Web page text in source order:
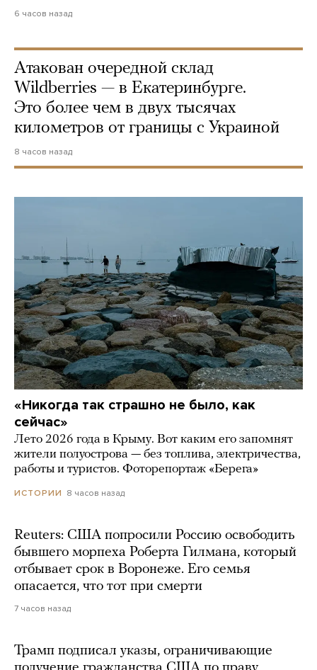
6 часов назад
Атакован очередной склад
Wildberries — в Екатеринбурге.
Это более чем в двух тысячах
километров от границы с Украиной
8 часов назад
«Никогда так страшно не было, как
сейчас»
Лето 2026 года в Крыму. Вот каким его запомнят
жители полуострова — без топлива, электричества,
работы и туристов. Фоторепортаж «Берега»
ИСТОРИИ 8 часов назад
Reuters: США попросили Россию освободить
бывшего морпеха Роберта Гилмана, который
отбывает срок в Воронеже. Его семья
опасается, что тот при смерти
7 часов назад
Трамп подписал указы, ограничивающие